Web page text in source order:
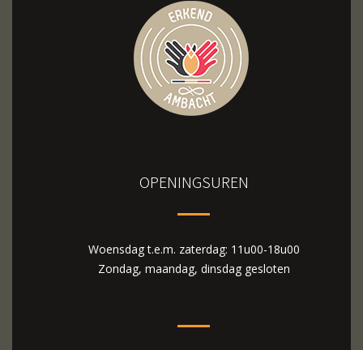
OPENINGSUREN
Woensdag t.e.m. zaterdag: 11u00-18u00
Zondag, maandag, dinsdag gesloten